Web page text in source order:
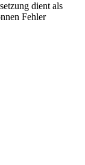
dient als
Fehler